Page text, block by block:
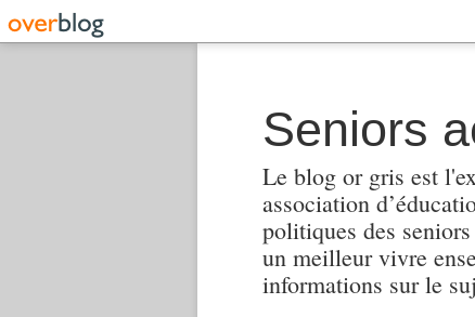
Seniors
Le blog or gris est
association
politiques des
un meilleur vivre
informations sur le